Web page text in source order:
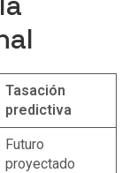
Tasación
predictiva
Futuro
proyectado